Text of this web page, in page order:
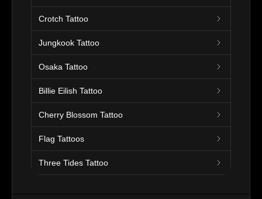
Crotch Tattoo
Jungkook Tattoo
Osaka Tattoo
Billie Eilish Tattoo
Cherry Blossom Tattoo
Flag Tattoos
Three Tides Tattoo